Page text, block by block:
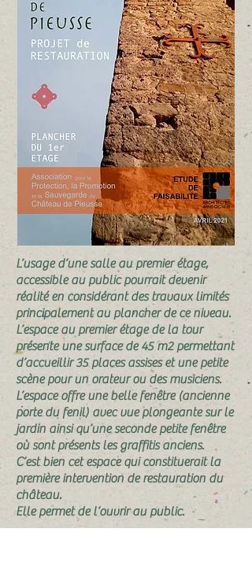
L’usage d’une salle au premier étage,
accessible au public pourrait devenir
réalité en considérant des travaux limités
principalement au plancher de ce niveau.
L’espace au premier étage de la tour
présente une surface de 45 m2 permettant
d’accueillir 35 places assises et une petite
scène pour un orateur ou des musiciens.
L’espace offre une belle fenêtre (ancienne
porte du fenil) avec vue plongeante sur le
jardin ainsi qu’une seconde petite fenêtre
où sont présents les graffitis anciens.
C’est bien cet espace qui constituerait la
première intervention de restauration du
château.
Elle permet de l’ouvrir au public.